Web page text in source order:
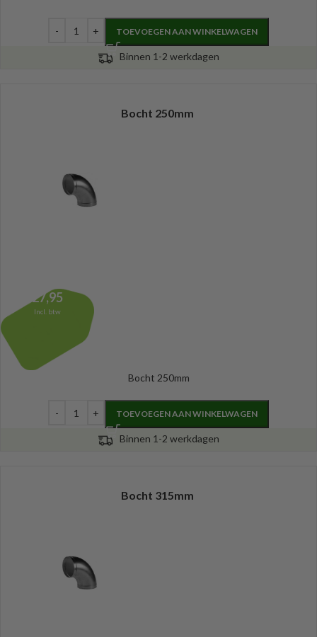
TOEVOEGEN AAN WINKELWAGEN
Binnen 1-2 werkdagen
Bocht 250mm
27,95
Incl. btw
Bocht 250mm
TOEVOEGEN AAN WINKELWAGEN
Binnen 1-2 werkdagen
Bocht 315mm